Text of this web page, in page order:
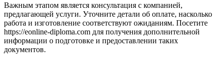
Важным этапом является консультация с компанией,
предлагающей услуги. Уточните детали об оплате, насколько
работа и изготовление соответствуют ожиданиям. Посетите
https://eonline-diploma.com для получения дополнительной
информации о подготовке и предоставлении таких
документов.